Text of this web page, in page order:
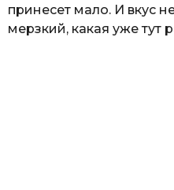
принесет мало. И вкус
мерзкий, какая уже тут